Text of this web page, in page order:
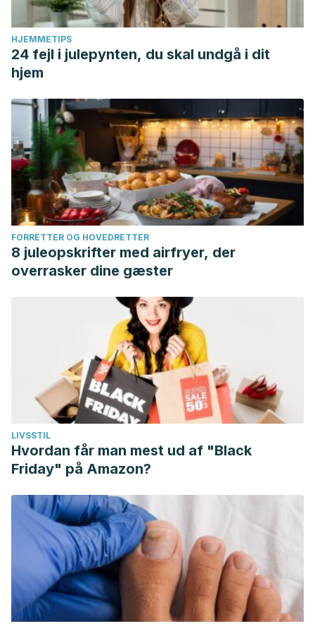
HJEMMETIPS
24 fejl i julepynten, du skal undgå i dit
hjem
FORRETTER OG HOVEDRETTER
8 juleopskrifter med airfryer, der
overrasker dine gæster
LIVSSTIL
Hvordan får man mest ud af "Black
Friday" på Amazon?